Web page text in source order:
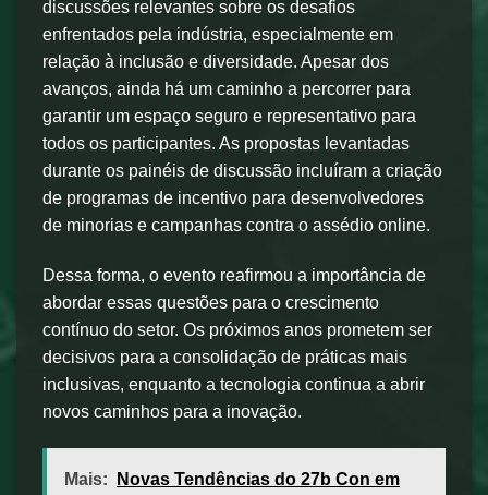
discussões relevantes sobre os desafios
enfrentados pela indústria, especialmente em
relação à inclusão e diversidade. Apesar dos
avanços, ainda há um caminho a percorrer para
garantir um espaço seguro e representativo para
todos os participantes. As propostas levantadas
durante os painéis de discussão incluíram a criação
de programas de incentivo para desenvolvedores
de minorias e campanhas contra o assédio online.
Dessa forma, o evento reafirmou a importância de
abordar essas questões para o crescimento
contínuo do setor. Os próximos anos prometem ser
decisivos para a consolidação de práticas mais
inclusivas, enquanto a tecnologia continua a abrir
novos caminhos para a inovação.
Mais:
Novas Tendências do 27b Con em